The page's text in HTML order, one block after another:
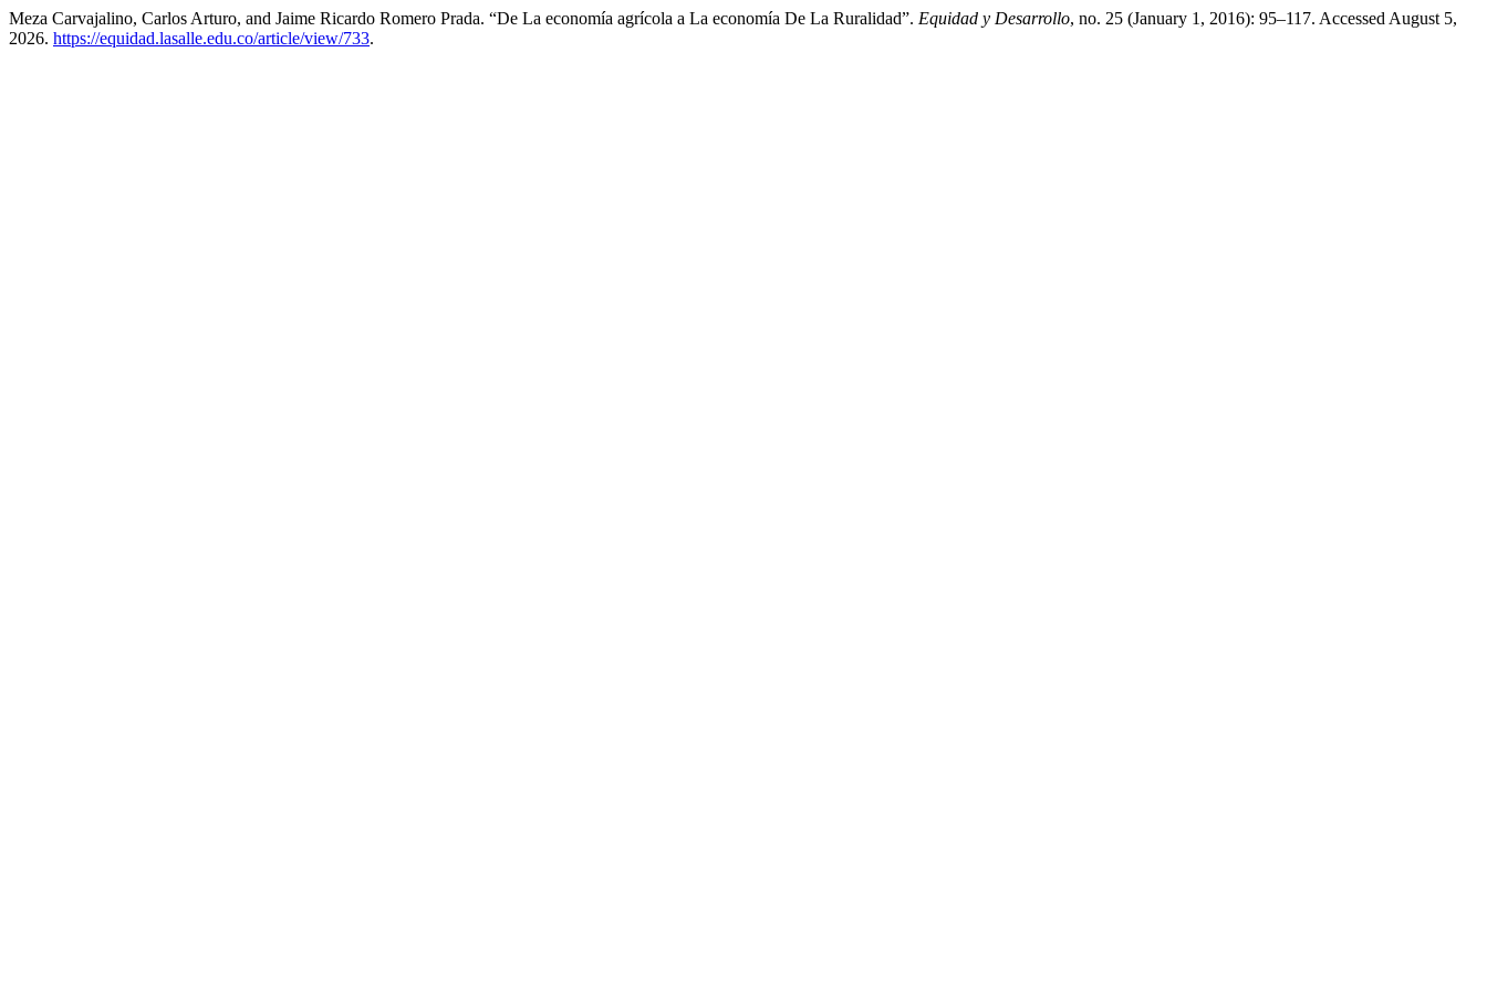
Meza Carvajalino, Carlos Arturo, and Jaime Ricardo Romero Prada. “De La economía agrícola a La economía De La Ruralidad”. Equidad y Desarrollo, no. 25 (January 1, 2016): 95–117. Accessed August 5,
2026. https://equidad.lasalle.edu.co/article/view/733.